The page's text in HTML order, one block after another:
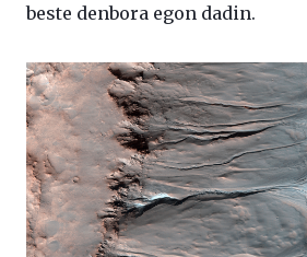
beste denbora egon dadin.